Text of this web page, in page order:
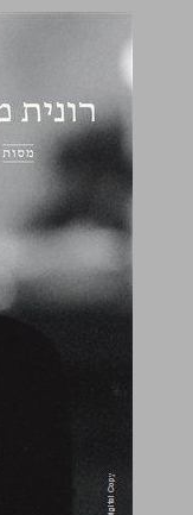
עַד אַרְגִּיעָה: מסות ... 0